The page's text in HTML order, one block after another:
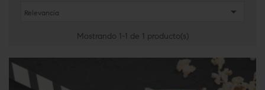
Relevancia 
Mostrando 1-1 de 1 producto(s)